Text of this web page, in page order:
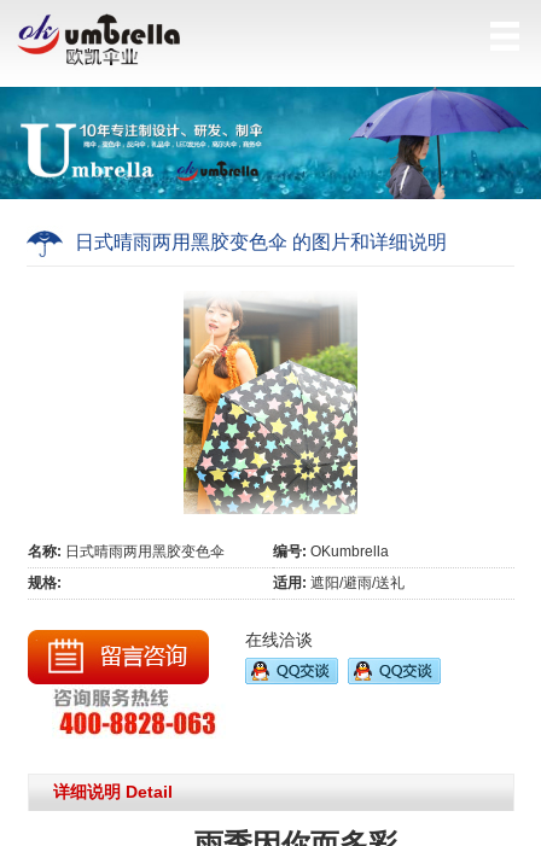
日式晴雨两用黑胶变色伞 的图片和详细说明
名称: 日式晴雨两用黑胶变色伞 编号: OKumbrella
规格:
适用: 遮阳/避雨/送礼
在线洽谈
详细说明 Detail